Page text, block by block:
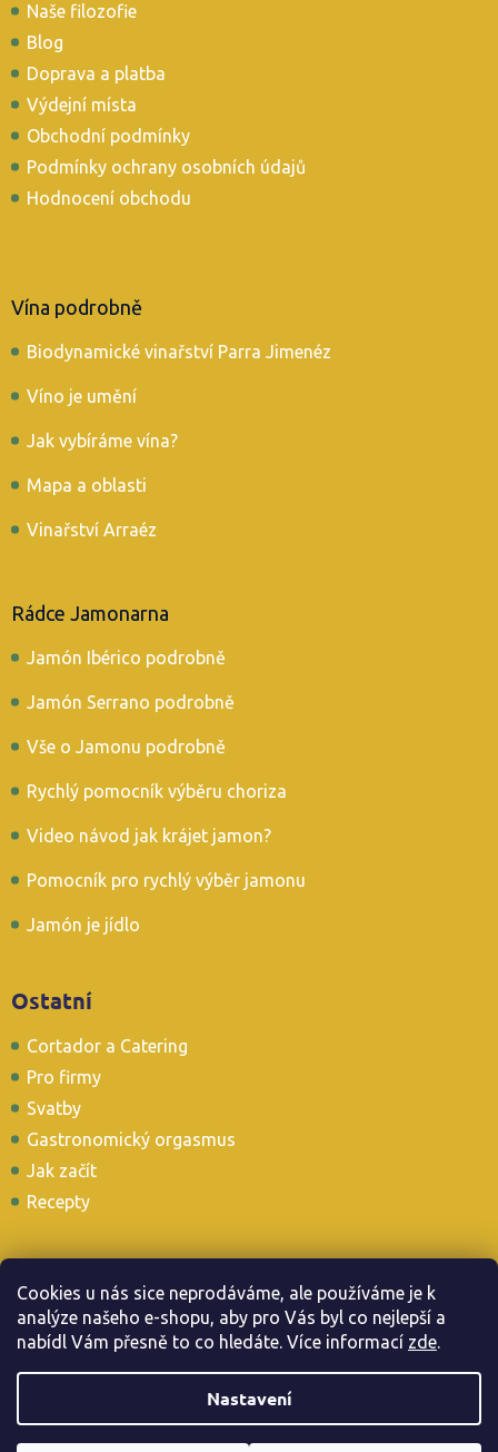
Cookies u nás sice neprodáváme, ale používáme je k
analýze našeho e-shopu, aby pro Vás byl co nejlepší a
nabídl Vám přesně to co hledáte. Více informací zde.
Nastavení
Naše filozofie
Blog
Doprava a platba
Výdejní místa
Obchodní podmínky
Podmínky ochrany osobních údajů
Hodnocení obchodu
Vína podrobně
Biodynamické vinařství Parra Jimenéz
Víno je umění
Jak vybíráme vína?
Mapa a oblasti
Vinařství Arraéz
Rádce Jamonarna
Jamón Ibérico podrobně
Jamón Serrano podrobně
Vše o Jamonu podrobně
Rychlý pomocník výběru choriza
Video návod jak krájet jamon?
Pomocník pro rychlý výběr jamonu
Jamón je jídlo
Ostatní
Cortador a Catering
Pro firmy
Svatby
Gastronomický orgasmus
Jak začít
Recepty
Stavte se i u nás v Tapas Baru